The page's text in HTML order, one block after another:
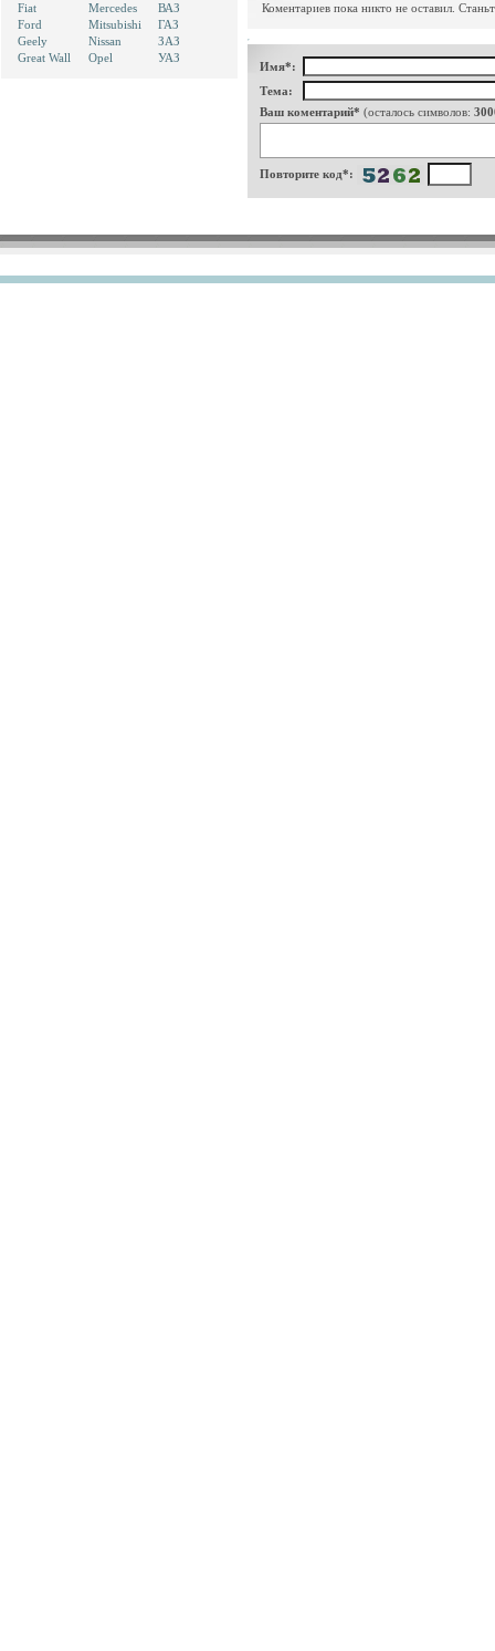
Fiat
Ford
Geely
Great Wall
Mercedes
Mitsubishi
Nissan
Opel
ВАЗ
ГАЗ
ЗАЗ
УАЗ
Коментариев пока никто не оставил.
Имя*:
Тема:
Ваш коментарий* (осталось символов:
Повторите код*: